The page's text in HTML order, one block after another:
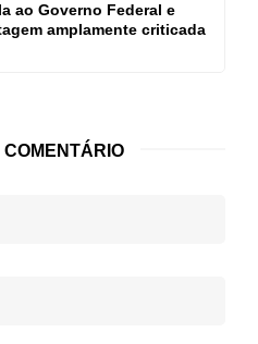
ao Governo Federal e
amplamente criticada
COMENTÁRIO